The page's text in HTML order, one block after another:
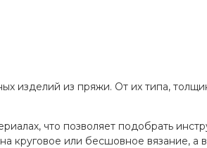
для подтягивания
коробочка для хранения
в схемах и т.д. Каждая
чехол Forté 2.0 изготовлен
надежно закреплены, что
2.0 совместимы со всеми спицами и
с кабелем, держите спицу
ослабьте соединение двумя
ограничителей. 3. Избегайте
изделий из пряжи. От их типа,
что позволяет подобрать
круговое или бесшовное вязание,